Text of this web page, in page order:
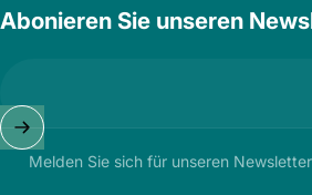
Abonieren Sie unseren
Melden Sie sich für unseren